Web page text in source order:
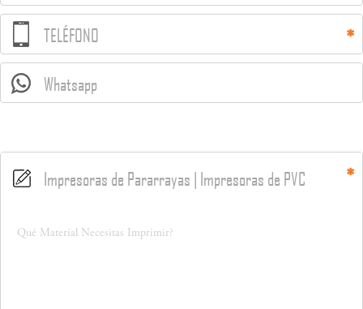
TELÉFONO
Whatsapp
Impresoras de Pararrayas | Impresoras de PVC